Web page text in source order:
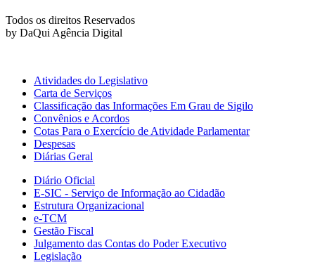
Todos os direitos Reservados
by DaQui Agência Digital
Atividades do Legislativo
Carta de Serviços
Classificação das Informações Em Grau de Sigilo
Convênios e Acordos
Cotas Para o Exercício de Atividade Parlamentar
Despesas
Diárias Geral
Diário Oficial
E-SIC - Serviço de Informação ao Cidadão
Estrutura Organizacional
e-TCM
Gestão Fiscal
Julgamento das Contas do Poder Executivo
Legislação